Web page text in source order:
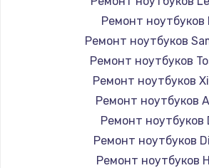
Ремонт ноутбуков
Ремонт ноутбуков
Ремонт ноутбуков
Ремонт ноутбуков
Ремонт ноутбуков
Ремонт ноутбуков
Ремонт ноутбуков
Ремонт ноутбуков